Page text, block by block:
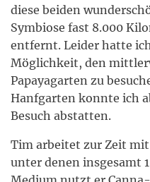
diese beiden
Symbiose fast 8.000
entfernt. Leider hatte
Möglichkeit, den
Papayagarten zu
Hanfgarten konnte ich
Besuch abstatten.
Tim arbeitet zur Zeit
unter denen insgesamt